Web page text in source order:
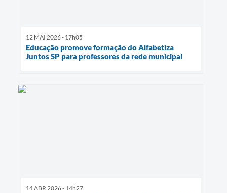
12 MAI 2026 - 17h05
Educação promove formação do Alfabetiza
Juntos SP para professores da rede municipal
14 ABR 2026 - 14h27